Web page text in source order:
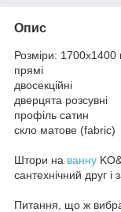
Опис
Розміри:
прямі
двосекційні
дверцята розсувні
профіль сатин
скло матове (fabric)
Штори на ванну
сантехнічний друг і
Питання, що ж